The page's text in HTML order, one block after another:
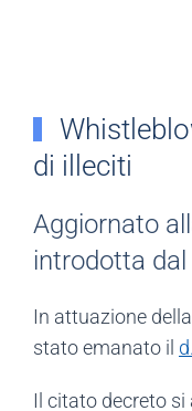
di illeciti
Aggiornato
introdotta
In attuazione della
stato emanato il
Il citato decreto